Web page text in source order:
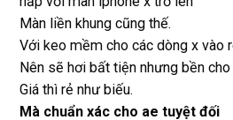
Màn liền khung cũng thế.
Với keo mềm cho các dòng x vào
Nên sẽ hơi bất tiện nhưng bền cho
Giá thì rẻ như biếu.
Mà chuẩn xác cho ae tuyệt đối